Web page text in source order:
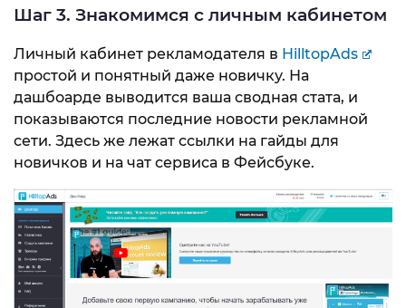
Шаг 3. Знакомимся с личным кабинетом
Личный кабинет рекламодателя в HilltopAds
простой и понятный даже новичку. На
дашбоарде выводится ваша сводная стата, и
показываются последние новости рекламной
сети. Здесь же лежат ссылки на гайды для
новичков и на чат сервиса в Фейсбуке.